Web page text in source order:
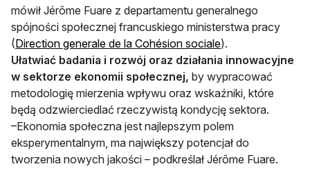
mówił Jérôme Fuare z departamentu generalnego
spójności społecznej francuskiego ministerstwa pracy
(Direction generale de la Cohésion sociale).
Ułatwiać badania i rozwój oraz działania innowacyjne
w sektorze ekonomii społecznej, by wypracować
metodologię mierzenia wpływu oraz wskaźniki, które
będą odzwierciedlać rzeczywistą kondycję sektora.
–Ekonomia społeczna jest najlepszym polem
eksperymentalnym, ma największy potencjał do
tworzenia nowych jakości – podkreślał Jérôme Fuare.